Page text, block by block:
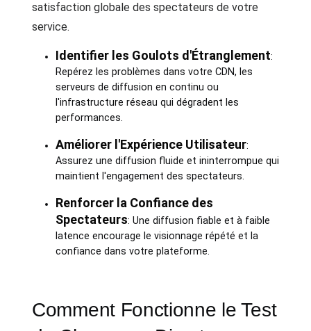
satisfaction globale des spectateurs de votre
service.
Identifier les Goulots d'Étranglement:
Repérez les problèmes dans votre CDN, les
serveurs de diffusion en continu ou
l'infrastructure réseau qui dégradent les
performances.
Améliorer l'Expérience Utilisateur:
Assurez une diffusion fluide et ininterrompue qui
maintient l'engagement des spectateurs.
Renforcer la Confiance des
Spectateurs: Une diffusion fiable et à faible
latence encourage le visionnage répété et la
confiance dans votre plateforme.
Comment Fonctionne le Test